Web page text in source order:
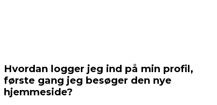
Hvordan logger jeg ind på min profil,
første gang jeg besøger den nye
hjemmeside?